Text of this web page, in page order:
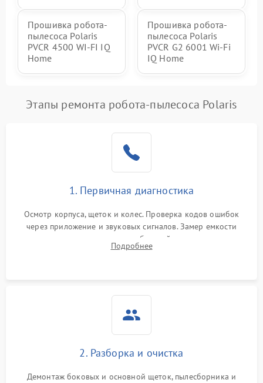
Прошивка робота-
пылесоса Polaris
PVCR 4500 WI-FI IQ
Home
Прошивка робота-
пылесоса Polaris
PVCR G2 6001 Wi-Fi
IQ Home
Этапы ремонта робота-пылесоса Polaris
1. Первичная диагностика
Осмотр корпуса, щеток и колес. Проверка кодов ошибок
через приложение и звуковых сигналов. Замер емкости
аккумулятора и тестирование базовой станции зарядки.
Оценка работы лидара, бампера и датчиков падения для
Подробнее
2. Разборка и очистка
Демонтаж боковых и основной щеток, пылесборника и